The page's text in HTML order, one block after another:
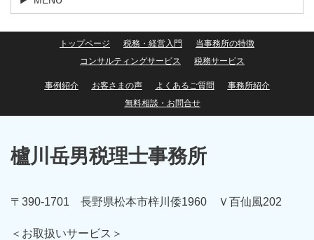
トップページ 税務・経営入門
当事務所の特徴
コンサルティングサービス
税務サービス
事例紹介 お客さまの声 よくあるご質問
事務所紹介
無料相談・お問合せ
櫨川岳男税理士事務所
〒390-1701 長野県松本市梓川倭1960 Ｖ百仙風202
＜お取扱いサービス＞